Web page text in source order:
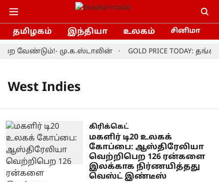
தமிழகம் இந்தியா உலகம் சினிமா
வேண்டும்!- மு.க.ஸ்டாலின் GOLD PRICE TODAY:
West Indies
கிரிக்கெட்
மகளிர் டி20 உலகக்
கோப்பை: ஆஸ்திரேலியா
வெற்றிபெற 126 ரன்களை
இலக்காக நிர்ணயித்தது
வெஸ்ட் இண்டீஸ்